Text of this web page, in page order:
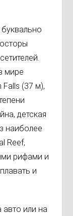
мире
Falls (37 м),
детская
наиболее
Reef,
рифами и
и
или на